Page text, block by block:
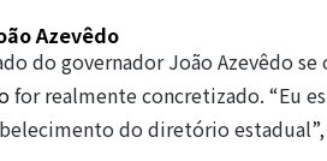
Azevêdo
do governador João Azevêdo se
for realmente concretizado. “Eu
do diretório